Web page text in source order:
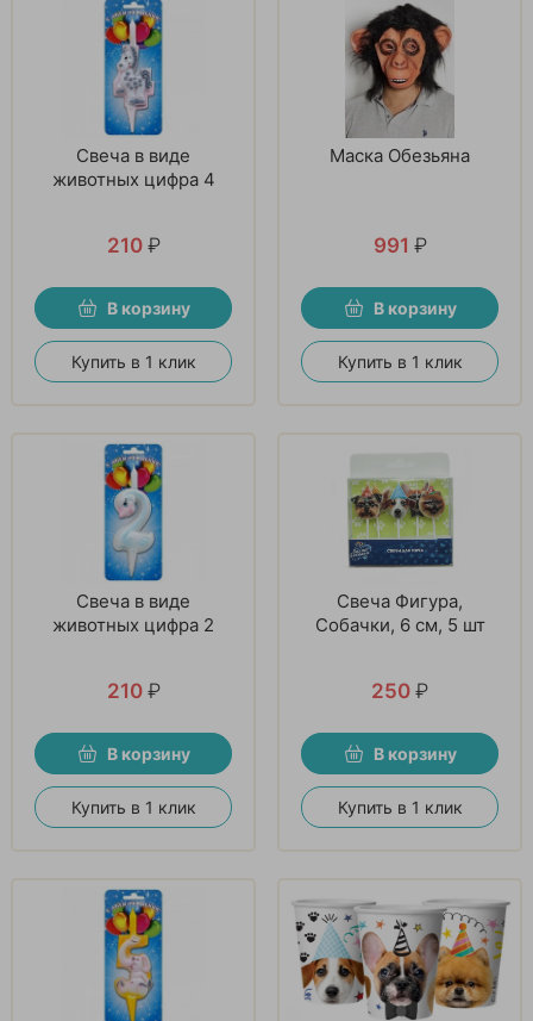
Свеча в виде
животных цифра 4
210 ₽
В корзину
Купить в 1 клик
Маска Обезьяна
991 ₽
В корзину
Купить в 1 клик
Свеча в виде
животных цифра 2
210 ₽
В корзину
Купить в 1 клик
Свеча Фигура,
Собачки, 6 см, 5 шт
250 ₽
В корзину
Купить в 1 клик